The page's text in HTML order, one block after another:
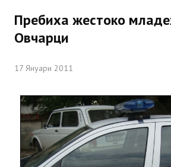
Разписание
Важни телефонни номера
КОНТАКТИ
ИНТЕРВЮ
ЗА РЕГИОНА
Бележити дупничани
Пребиха жестоко
Овчарци
17 Януари 2011